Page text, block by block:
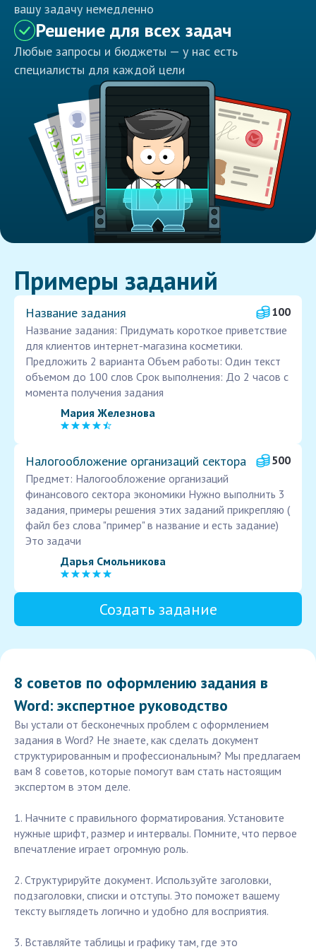
вашу задачу немедленно
Решение для всех задач
Любые запросы и бюджеты — у нас есть
специалисты для каждой цели
Примеры заданий
Название задания
100
Название задания: Придумать короткое приветствие
для клиентов интернет-магазина косметики.
Предложить 2 варианта Объем работы: Один текст
объемом до 100 слов Срок выполнения: До 2 часов с
момента получения задания
Мария Железнова
Налогообложение организаций сектора
500
Предмет: Налогообложение организаций
финансового сектора экономики Нужно выполнить 3
задания, примеры решения этих заданий прикрепляю (
файл без слова "пример" в название и есть задание)
Это задачи
Дарья Смольникова
Создать задание
8 советов по оформлению задания в
Word: экспертное руководство
Вы устали от бесконечных проблем с оформлением
задания в Word? Не знаете, как сделать документ
структурированным и профессиональным? Мы предлагаем
вам 8 советов, которые помогут вам стать настоящим
экспертом в этом деле.
1. Начните с правильного форматирования. Установите
нужные шрифт, размер и интервалы. Помните, что первое
впечатление играет огромную роль.
2. Структурируйте документ. Используйте заголовки,
подзаголовки, списки и отступы. Это поможет вашему
тексту выглядеть логично и удобно для восприятия.
3. Вставляйте таблицы и графику там, где это